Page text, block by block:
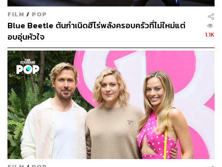
FILM / POP
Blue Beetle ต้นกำเนิดฮีโร่พลังครอบครัวที่ไม่ใหม่แต่
อบอุ่นหัวใจ
1.1K